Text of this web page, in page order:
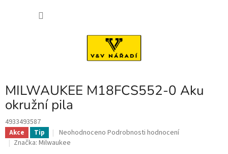
MILWAUKEE M18FCS552-0 Aku
okružní pila
4933493587
Akce Tip
Průměrné
hodnocení
Neohodnoceno Podrobnosti hodnocení
Značka: Milwaukee